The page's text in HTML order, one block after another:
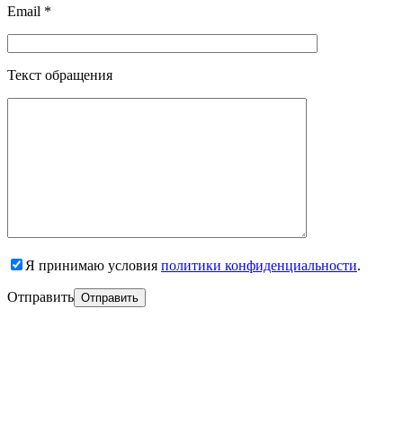
Email *
Текст обращения
Я принимаю условия политики конфиденциальности.
Отправить